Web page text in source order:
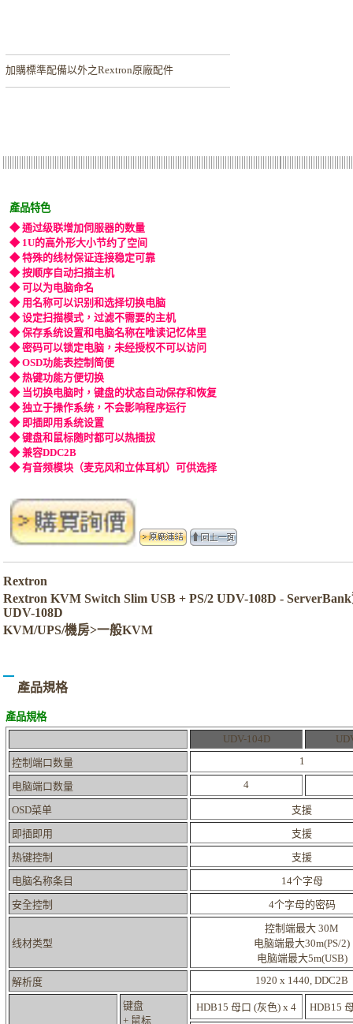
加購標準配備以外之Rextron原廠配件
產品特色
◆ 通过级联增加伺服器的数量
◆ 1U的高外形大小节约了空间
◆ 特殊的线材保证连接稳定可靠
◆ 按顺序自动扫描主机
◆ 可以为电脑命名
◆ 用名称可以识别和选择切换电脑
◆ 设定扫描模式，过滤不需要的主机
◆ 保存系统设置和电脑名称在唯读记忆体里
◆ 密码可以锁定电脑，未经授权不可以访问
◆ OSD功能表控制简便
◆ 热键功能方便切换
◆ 当切换电脑时，键盘的状态自动保存和恢复
◆ 独立于操作系统，不会影响程序运行
◆ 即插即用系统设置
◆ 键盘和鼠标随时都可以热插拔
◆ 兼容DDC2B
◆ 有音频模块（麦克风和立体耳机）可供选择
Rextron
Rextron KVM Switch Slim USB + PS/2 UDV-108D -
UDV-108D
KVM/UPS/機房>一般KVM
產品規格
產品規格
UDV-104D
控制端口数量
1
电脑端口数量 4
OSD菜单
支援
即插即用
支援
热键控制
支援
电脑名称条目
14个字母
安全控制
4个字母的密码
线材类型
控制端最大 30M
电脑端最大30m(PS/2)
电脑端最大5m(USB)
解析度
1920 x 1440, DDC2B
键盘
+ 鼠标
HDB15 母口 (灰色) x 4 HDB15